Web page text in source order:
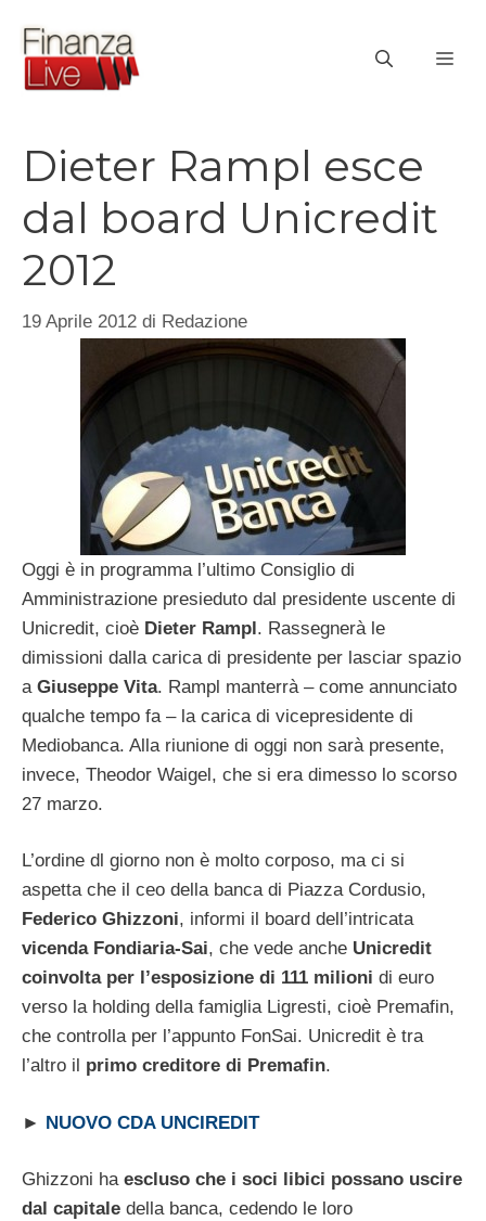
contenuto
Dieter Rampl esce
dal board Unicredit
2012
19 Aprile 2012 di Redazione
Oggi è in programma l’ultimo Consiglio di
Amministrazione presieduto dal presidente uscente di
Unicredit, cioè Dieter Rampl. Rassegnerà le
dimissioni dalla carica di presidente per lasciar spazio
a Giuseppe Vita. Rampl manterrà – come annunciato
qualche tempo fa – la carica di vicepresidente di
Mediobanca. Alla riunione di oggi non sarà presente,
invece, Theodor Waigel, che si era dimesso lo scorso
27 marzo.
L’ordine dl giorno non è molto corposo, ma ci si
aspetta che il ceo della banca di Piazza Cordusio,
Federico Ghizzoni, informi il board dell’intricata
vicenda Fondiaria-Sai, che vede anche Unicredit
coinvolta per l’esposizione di 111 milioni di euro
verso la holding della famiglia Ligresti, cioè Premafin,
che controlla per l’appunto FonSai. Unicredit è tra
l’altro il primo creditore di Premafin.
► NUOVO CDA UNCIREDIT
Ghizzoni ha escluso che i soci libici possano uscire
dal capitale della banca, cedendo le loro